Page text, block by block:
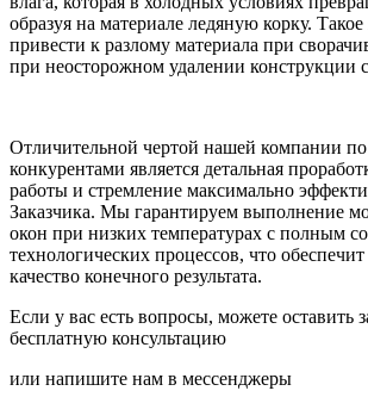
образуя на материале ледяную корку.
привести к разлому материала при
при неосторожном удалении конструкции
Отличительной чертой нашей компании
конкурентами является детальная
работы и стремление максимально
Заказчика. Мы гарантируем выполнение
окон при низких температурах с полным
технологических процессов, что
качество конечного результата.
Если у вас есть вопросы, можете оставить
бесплатную консультацию
или напишите нам в мессенджеры